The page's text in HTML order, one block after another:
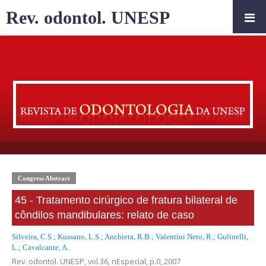
Congress Abstract
45 - Tratamento cirúrgico de fratura bilateral de
côndilos mandibulares: relato de caso
Silveira, C.S.; Kussano, L.S.; Anchieta, R.B.; Valentini Neto, R.; Gulinelli,
L.; Cavalcante, A.
Rev. odontol. UNESP,vol.36, nEspecial, p.0, 2007
Rev. odontol. UNESP